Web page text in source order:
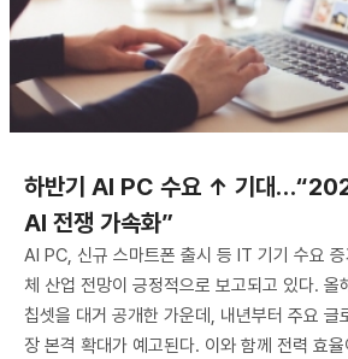
하반기 AI PC 수요 ↑ 기대
AI 전쟁 가속화”
AI PC, 신규 스마트폰 출시 등 IT 기기 수요
체 산업 전망이 긍정적으로 보고되고 있다.
칩셋을 대거 공개한 가운데, 내년부터 주요 글
장 본격 확대가 예고된다. 이와 함께 전력 효